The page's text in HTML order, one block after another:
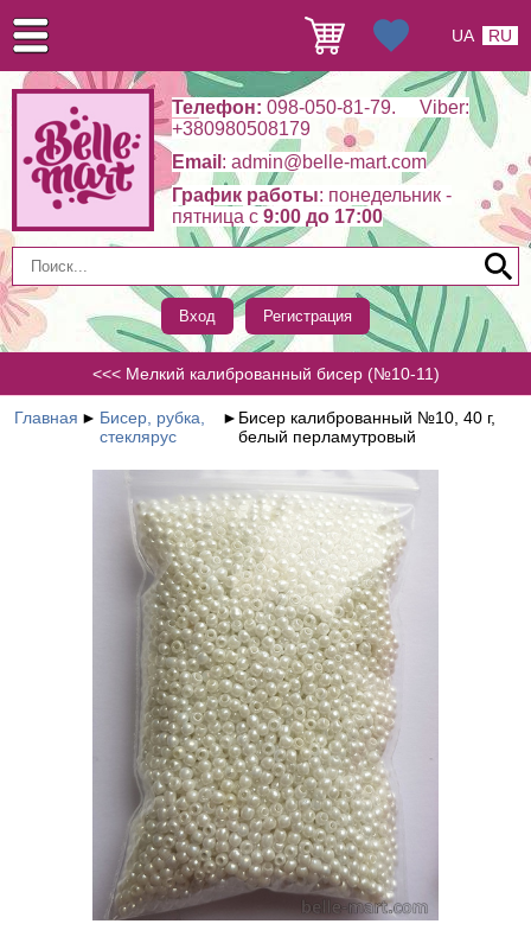
Телефон: 098-050-81-79. Viber:
+380980508179
Email : admin@belle-mart.com
График работы: понедельник -
пятница c 9:00 до 17:00
Вход Регистрация
UA RU
<<< Мелкий калиброванный бисер (№10-11)
Главная ► Бисер, рубка,
стеклярус
► Бисер калиброванный №10, 40 г,
белый перламутровый